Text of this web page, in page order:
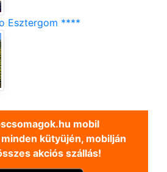
Esztergom ****
mobil
kütyüjén, mobilján
akciós szállás!